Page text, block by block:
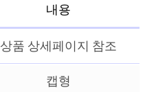
내용
상품 상세페이지 참조
캡형